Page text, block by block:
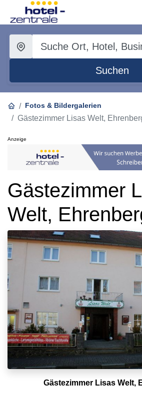
Suchen
Fotos & Bildergalerien
Gästezimmer Lisas Welt,
Anzeige
Gästezimmer
Welt,
Gästezimmer Lisas Welt,